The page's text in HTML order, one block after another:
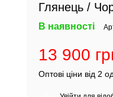
Глянець /
В наявності
13 900
Оптові ціни від 2